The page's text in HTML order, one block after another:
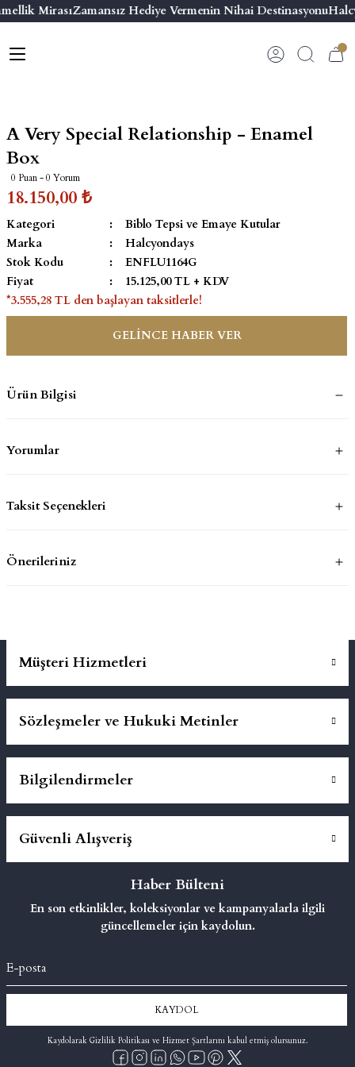
MirasıZamansız Hediye Vermenin Nihai Destinasyonu
Geri Dön
Geri Dön
ve Aksesuarlar
Mum
Geri Dön
Menteşeli Bilezik
Yivli Kabaşon Bilezik
Geri Dön
Seriler
Elephant
A Very Special Relationship - Enamel
Box
0 Puan - 0 Yorum
18.150,00 ₺
Kategori
Biblo Tepsi ve Emaye Kutular
Marka
Halcyondays
Stok Kodu
ENFLU1164G
Fiyat
15.125,00 TL + KDV
*3.555,28 TL den başlayan taksitlerle!
GELİNCE HABER VER
Ürün Bilgisi
Yorumlar
Taksit Seçenekleri
Önerileriniz
Müşteri Hizmetleri
Sözleşmeler ve Hukuki Metinler
Bilgilendirmeler
Güvenli Alışveriş
Haber Bülteni
En son etkinlikler, koleksiyonlar ve kampanyalarla ilgili
güncellemeler için kaydolun.
KAYDOL
Kaydolarak Gizlilik Politikası ve Hizmet Şartlarını kabul etmiş olursunuz.